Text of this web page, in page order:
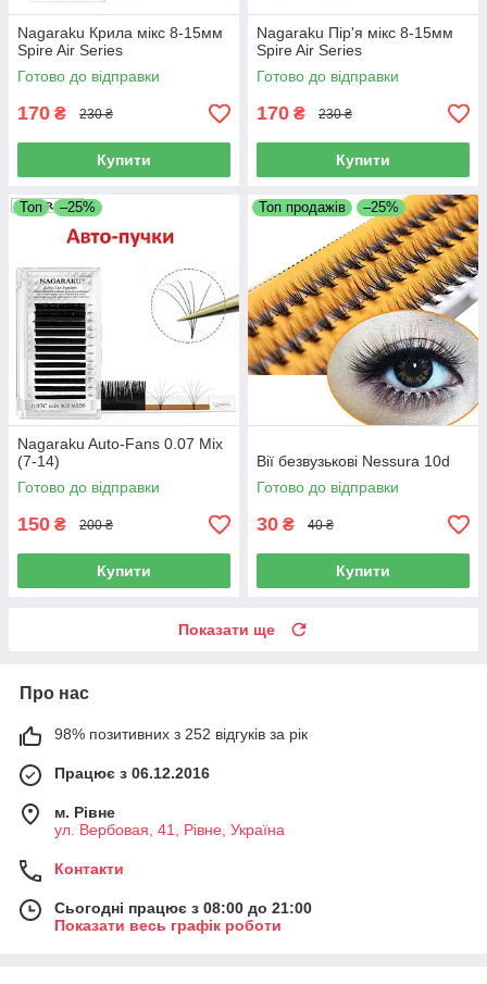
Nagaraku Крила мікс 8-15мм
Spire Air Series
Готово до відправки
170 ₴ 230 ₴
Купити
Nagaraku Пір'я мікс 8-15мм
Spire Air Series
Готово до відправки
170 ₴ 230 ₴
Купити
Топ –25%
Nagaraku Auto-Fans 0.07 Mix
(7-14)
Готово до відправки
150 ₴ 200 ₴
Купити
Топ продажів –25%
Вії безвузькові Nessura 10d
Готово до відправки
30 ₴ 40 ₴
Купити
Показати ще
Про нас
98% позитивних з 252 відгуків за рік
Працює з 06.12.2016
м. Рівне
ул. Вербовая, 41, Рівне, Україна
Контакти
Сьогодні працює з 08:00 до 21:00
Показати весь графік роботи